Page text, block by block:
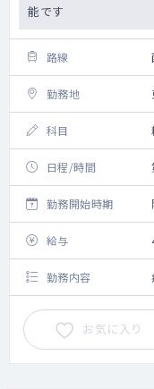
能です
路線
勤務地
科目
日程/時間
勤務開始時期
給与
勤務内容
お気に入り